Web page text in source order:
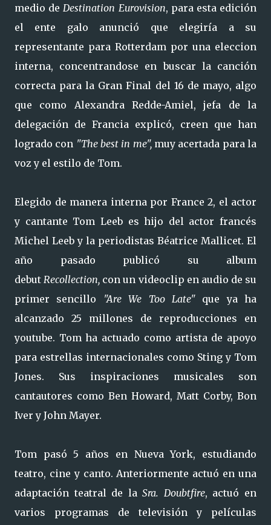
medio deDestination Eurovision, para esta edición
el ente galo anunció que elegiría a su
representante para Rotterdam por una eleccion
interna, concentrandose en buscar la canción
correcta para la Gran Final del 16 de mayo, algo
que como Alexandra Redde-Amiel, jefa de la
delegación de Francia explicó, creen que han
logrado con "The best in me", muy acertada para la
voz y el estilo de Tom.
Elegido de manera interna por France 2, el actor
y cantante Tom Leeb es hijo del actor francés
Michel Leeb y la periodistas Béatrice Mallicet. El
año pasado publicó su album
debutRecollection, con un videoclip en audio de su
primer sencillo
"Are We Too Late"que ya ha
alcanzado 25 millones de reproducciones en
youtube. Tom ha actuado como artista de apoyo
para estrellas internacionales como Sting y Tom
Jones. Sus inspiraciones musicales son
cantautores como Ben Howard, Matt Corby, Bon
Iver y John Mayer.
Tom pasó 5 años en Nueva York, estudiando
teatro, cine y canto. Anteriormente actuó en una
adaptación teatral de laSra. Doubtfire, actuó en
varios programas de televisión y películas